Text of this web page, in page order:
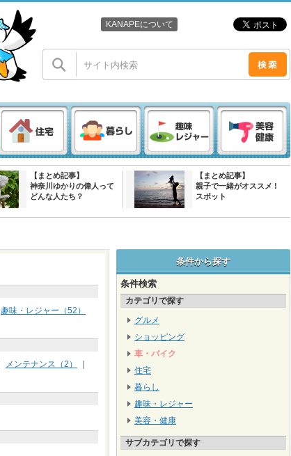
KANAPEについて
【まとめ記事】
神奈川ゆかりの偉人って
どんな人たち？
【まとめ記事】
親子で一緒がオススメ !
スポット
条件から探す
条件検索
カテゴリで探す
グルメ
ショッピング
車・バイク
住宅
暮らし
趣味・レジャー
美容・健康
サブカテゴリで探す
趣味・レジャー（52）
メンテナンス（2）